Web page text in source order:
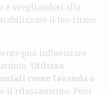
e svegliandoti alla
il tuo ritmo
può influenzare
Utilizza
come lavanda o
il rilassamento. Puoi